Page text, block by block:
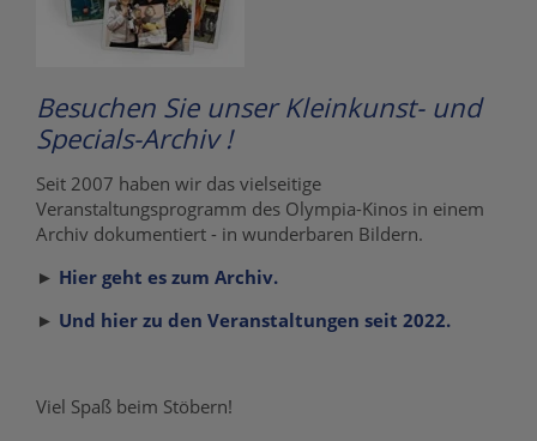
Besuchen Sie unser Kleinkunst- und
Specials-Archiv !
Seit 2007 haben wir das vielseitige
Veranstaltungsprogramm des Olympia-Kinos in einem
Archiv dokumentiert - in wunderbaren Bildern.
► Hier geht es zum Archiv.
► Und hier zu den Veranstaltungen seit 2022.
Viel Spaß beim Stöbern!